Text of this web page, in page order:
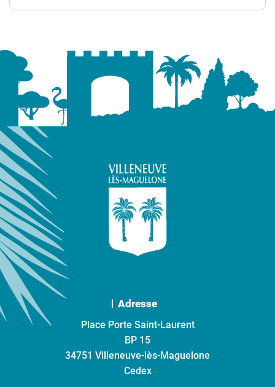
Adresse
Place Porte Saint-Laurent
BP 15
34751 Villeneuve-lès-Maguelone
Cedex